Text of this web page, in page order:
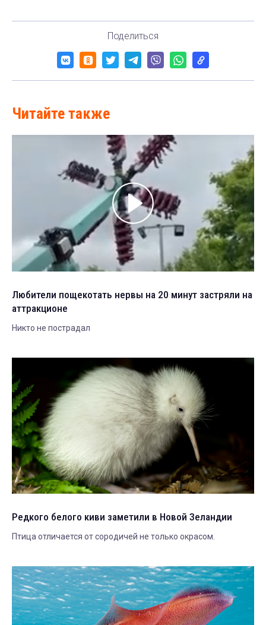
Поделиться
Читайте также
Любители пощекотать нервы на 20 минут застряли на
аттракционе
Никто не пострадал
Редкого белого киви заметили в Новой Зеландии
Птица отличается от сородичей не только окрасом.